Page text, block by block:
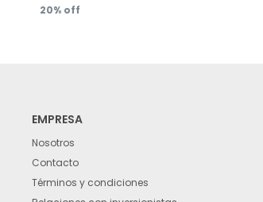
20
EMPRESA
Nosotros
Contacto
Términos y condiciones